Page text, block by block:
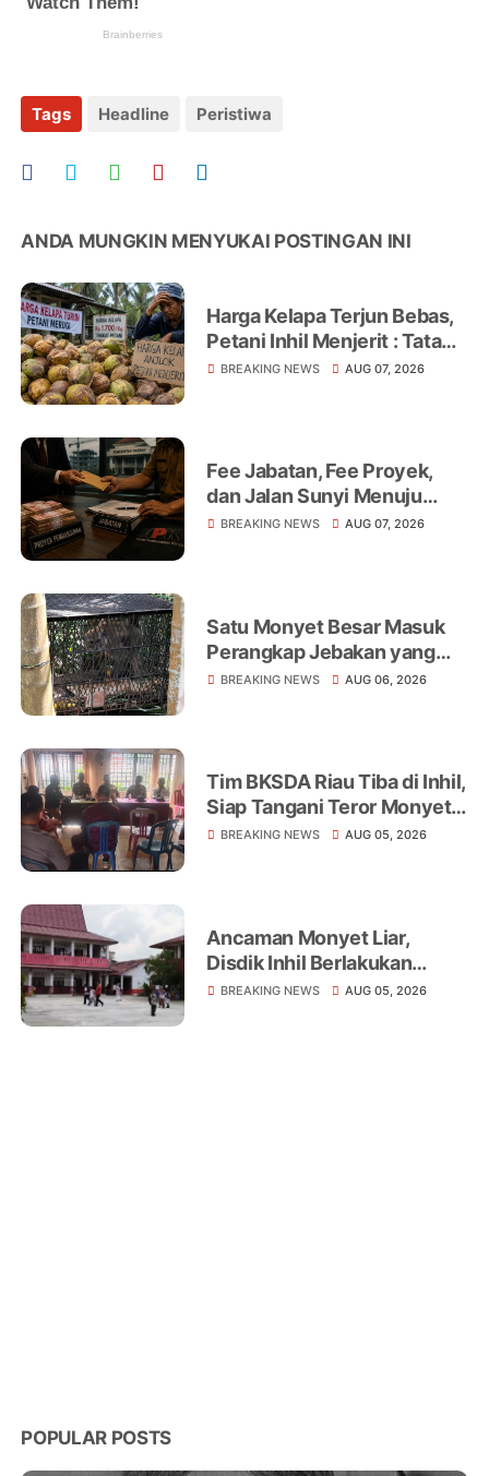
Tags Headline Peristiwa
ANDA MUNGKIN MENYUKAI POSTINGAN INI
Harga Kelapa Terjun Bebas,
Petani Inhil Menjerit : Tata
Niaga, Monopoli hingga
BREAKING NEWS AUG 07, 2026
Fee Jabatan, Fee Proyek,
dan Jalan Sunyi Menuju
Operasi Tangkap Tangan
BREAKING NEWS AUG 07, 2026
Satu Monyet Besar Masuk
Perangkap Jebakan yang
Dipasang di Belakang
BREAKING NEWS AUG 06, 2026
Tim BKSDA Riau Tiba di Inhil,
Siap Tangani Teror Monyet
Liar yang Telah Melukai 18
BREAKING NEWS AUG 05, 2026
Ancaman Monyet Liar,
Disdik Inhil Berlakukan
Belajar dari Rumah di
BREAKING NEWS AUG 05, 2026
POPULAR POSTS